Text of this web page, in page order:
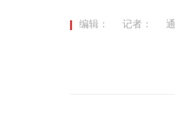
编辑： 记者：